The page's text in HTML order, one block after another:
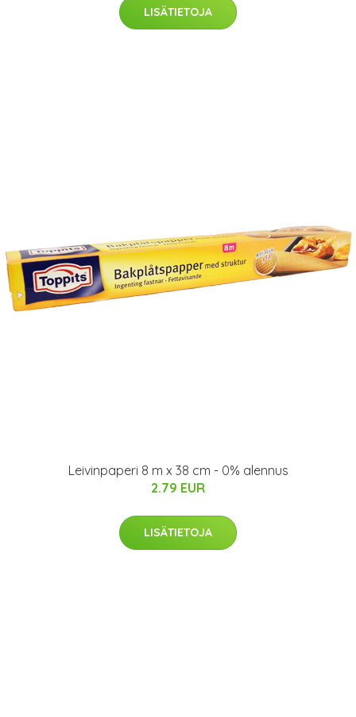
LISÄTIETOJA
Leivinpaperi 8 m x 38 cm - 0% alennus
2.79 EUR
LISÄTIETOJA